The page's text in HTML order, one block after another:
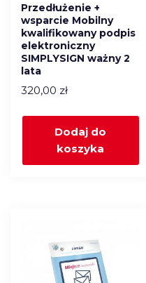
Przedłużenie +
wsparcie Mobilny
kwalifikowany podpis
elektroniczny
SIMPLYSIGN ważny 2
lata
320,00 zł
Dodaj do
koszyka